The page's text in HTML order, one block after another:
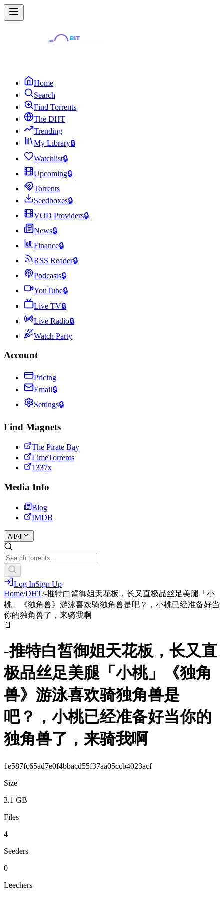
Home
Search
Find Torrents
The DHT
Trending
My Library🔒
Watchlist🔒
Upcoming🔒
Torrents
Seedboxes🔒
VOD Providers🔒
News🔒
Finance🔒
RSS Reader🔒
Podcasts🔒
YouTube🔒
Live TV🔒
Live Radio🔒
Watch Party
Account
Pricing
Email🔒
Settings🔒
Find Magnets
The Pirate Bay
LimeTorrents
1337x
Media Info
Blog
IMDB
All All
Log InSign Up
Home/DHT/-推特白皙御姐天花板，长又直极品丝足美腿「小
桃」《独角兽》游泳喜欢骑独角兽是吧？，小桃已经准备好当
你的独角兽了，来骑我啊
📄
-推特白皙御姐天花板，长又直
极品丝足美腿「小桃」《独角
兽》游泳喜欢骑独角兽是
吧？，小桃已经准备好当你的
独角兽了，来骑我啊
1e587fc65ad7e0f4bbacd55f37aa05ccb4023acf
Size
3.1 GB
Files
4
Seeders
0
Leechers